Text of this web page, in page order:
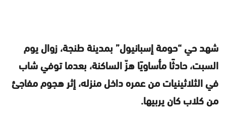
شهد حي “حومة إسبانيول” بمدينة طنجة، زوال يوم
السبت، حادثًا مأساويًا هزّ الساكنة، بعدما توفي شاب
في الثلاثينيات من عمره داخل منزله، إثر هجوم مفاجئ
من كلاب كان يربيها.